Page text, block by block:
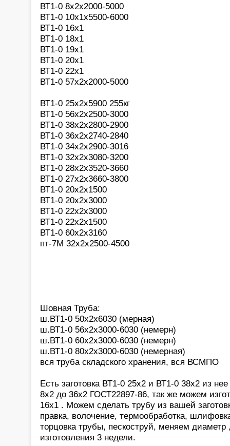
ВТ1-0 8х2х2000-5000
ВТ1-0 10х1х5500-6000
ВТ1-0 16х1
ВТ1-0 18х1
ВТ1-0 19х1
ВТ1-0 20х1
ВТ1-0 22х1
ВТ1-0 57х2х2000-5000
ВТ1-0 25х2х5900 255кг
ВТ1-0 56х2х2500-3000
ВТ1-0 38х2х2800-2900
ВТ1-0 36х2х2740-2840
ВТ1-0 34х2х2900-3016
ВТ1-0 32х2х3080-3200
ВТ1-0 28х2х3520-3660
ВТ1-0 27х2х3660-3800
ВТ1-0 20х2х1500
ВТ1-0 20х2х3000
ВТ1-0 22х2х3000
ВТ1-0 22х2х1500
ВТ1-0 60х2х3160
пт-7М 32х2х2500-4500
Шовная Труба:
ш.ВТ1-0 50х2х6030 (мерная)
ш.ВТ1-0 56х2х3000-6030 (немерн)
ш.ВТ1-0 60х2х3000-6030 (немерн)
ш.ВТ1-0 80х2х3000-6030 (немерная)
вся труба складского хранения, вся ВСМПО
Есть заготовка ВТ1-0 25х2 и ВТ1-0 38х2 из
8х2 до 36х2 ГОСТ22897-86, так же можем
16х1 . Можем сделать трубу из вашей
правка, волочение, термообработка,
торцовка трубы, пескоструй, меняем диаметр
изготовления 3 недели.